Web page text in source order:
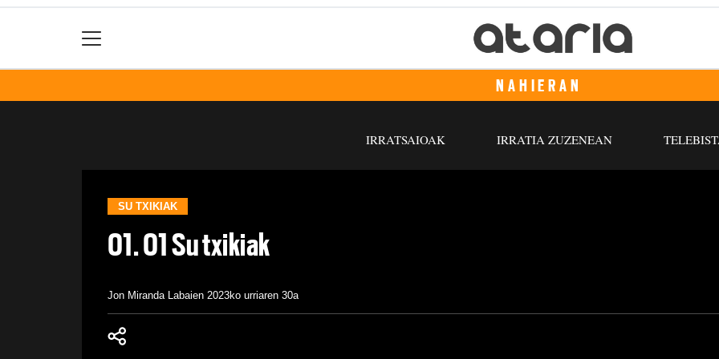
NAHIERAN
IRRATSAIOAK IRRATIA ZUZENEAN
SU TXIKIAK
01. 01 Su txikiak
Jon Miranda Labaien 2023ko urriaren 30a